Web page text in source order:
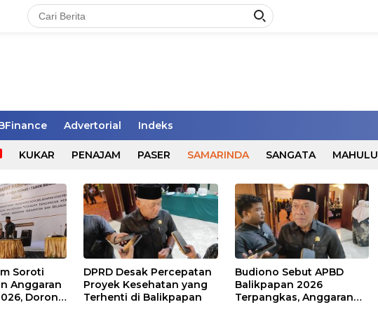
Advertorial Indeks
KUKAR PENAJAM PASER SAMARINDA SANGATA MAHULU
Soroti
Anggaran
Dorong
DPRD Desak Percepatan
Proyek Kesehatan yang
Terhenti di Balikpapan
Budiono Sebut APBD
Balikpapan 2026
Terpangkas, Anggaran